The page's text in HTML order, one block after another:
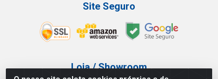
Site Seguro
Loja / Showroom